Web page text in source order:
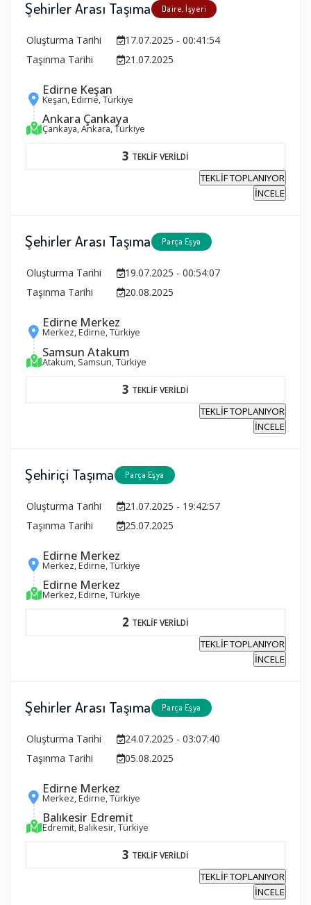
Şehirler Arası Taşıma Daire, İşyeri
Oluşturma Tarihi
17.07.2025 - 00:41:54
Taşınma Tarihi
21.07.2025
Edirne Keşan
Keşan, Edirne, Türkiye
Ankara Çankaya
Çankaya, Ankara, Türkiye
3 TEKLİF VERİLDİ
TEKLİF TOPLANIYOR
İNCELE
Şehirler Arası Taşıma Parça Eşya
Oluşturma Tarihi
19.07.2025 - 00:54:07
Taşınma Tarihi
20.08.2025
Edirne Merkez
Merkez, Edirne, Türkiye
Samsun Atakum
Atakum, Samsun, Türkiye
3 TEKLİF VERİLDİ
TEKLİF TOPLANIYOR
İNCELE
Şehiriçi Taşıma Parça Eşya
Oluşturma Tarihi
21.07.2025 - 19:42:57
Taşınma Tarihi
25.07.2025
Edirne Merkez
Merkez, Edirne, Türkiye
Edirne Merkez
Merkez, Edirne, Türkiye
2 TEKLİF VERİLDİ
TEKLİF TOPLANIYOR
İNCELE
Şehirler Arası Taşıma Parça Eşya
Oluşturma Tarihi
24.07.2025 - 03:07:40
Taşınma Tarihi
05.08.2025
Edirne Merkez
Merkez, Edirne, Türkiye
Balıkesir Edremit
Edremit, Balıkesir, Türkiye
3 TEKLİF VERİLDİ
TEKLİF TOPLANIYOR
İNCELE